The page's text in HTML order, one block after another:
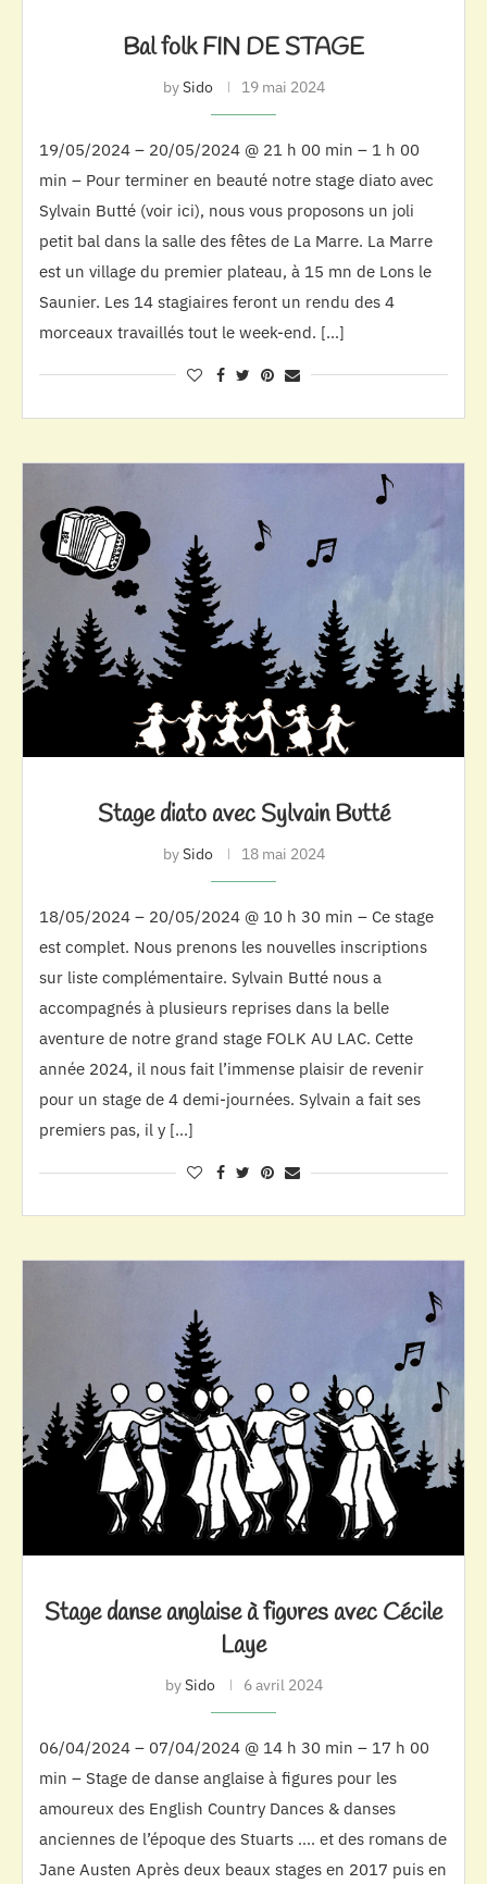
Bal folk FIN DE STAGE
bySido 19 mai 2024
19/05/2024 – 20/05/2024 @ 21 h 00 min – 1 h 00
min – Pour terminer en beauté notre stage diato avec
Sylvain Butté (voir ici), nous vous proposons un joli
petit bal dans la salle des fêtes de La Marre. La Marre
est un village du premier plateau, à 15 mn de Lons le
Saunier. Les 14 stagiaires feront un rendu des 4
morceaux travaillés tout le week-end. […]
Stage diato avec Sylvain Butté
bySido 18 mai 2024
18/05/2024 – 20/05/2024 @ 10 h 30 min – Ce stage
est complet. Nous prenons les nouvelles inscriptions
sur liste complémentaire. Sylvain Butté nous a
accompagnés à plusieurs reprises dans la belle
aventure de notre grand stage FOLK AU LAC. Cette
année 2024, il nous fait l’immense plaisir de revenir
pour un stage de 4 demi-journées. Sylvain a fait ses
premiers pas, il y […]
Stage danse anglaise à figures avec Cécile
Laye
bySido 6 avril 2024
06/04/2024 – 07/04/2024 @ 14 h 30 min – 17 h 00
min – Stage de danse anglaise à figures pour les
amoureux des English Country Dances & danses
anciennes de l’époque des Stuarts …. et des romans de
Jane Austen Après deux beaux stages en 2017 puis en